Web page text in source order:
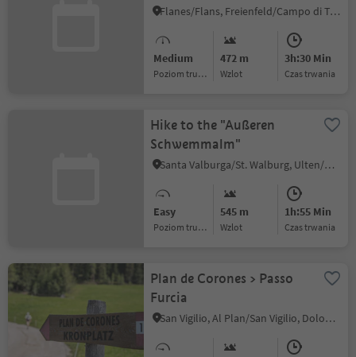
Flanes/Flans, Freienfeld/Campo di Trens, Sterzing/Vipiteno and environs
Medium
Poziom trudności
472 m
Wzlot
3h:30 Min
czas trwania
Hike to the "Außeren
Schwemmalm"
Santa Valburga/St. Walburg, Ulten/Ultimo, Meran/Merano and environs
Easy
Poziom trudności
545 m
Wzlot
1h:55 Min
czas trwania
Plan de Corones > Passo
Furcia
San Vigilio, Al Plan/San Vigilio, Dolomites Region Kronplatz/Plan de Corones